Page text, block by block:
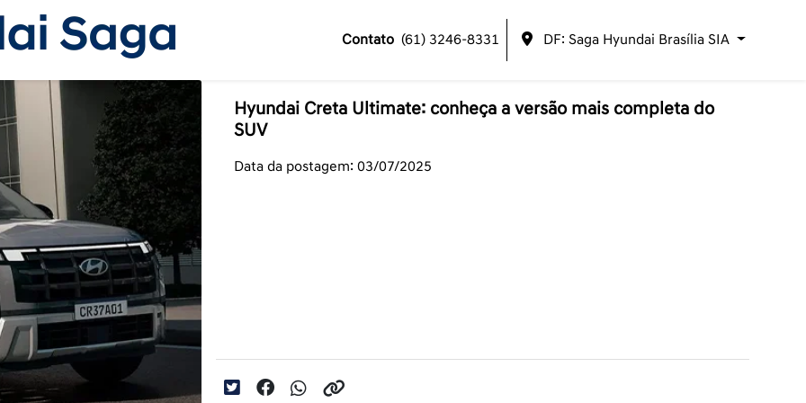
Contato (61) 3246-8331 DF: Saga Hyundai Brasília SIA
Hyundai Creta Ultimate: conheça a versão mais completa do
SUV
Data da postagem: 03/07/2025